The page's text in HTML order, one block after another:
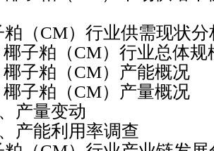
粕（CM）行业供需现状分
粕（CM）行业总体规
粕（CM）产能概况
粕（CM）产量概况
变动
利用率调查